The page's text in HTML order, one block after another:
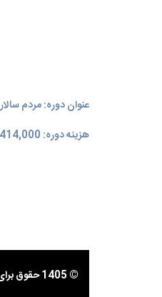
عنوان دوره: مردم
هزینه دوره: 414,000 ریال
© 1405 حقوق برای